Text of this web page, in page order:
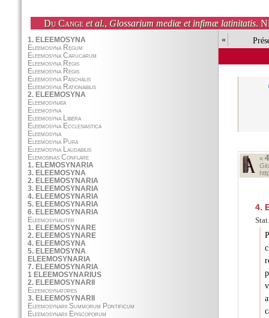
Du Cange et al., Glossarium mediæ et infimæ latinitatis.
«
«
4.